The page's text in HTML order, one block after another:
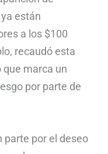
están
a los $100
recaudó esta
que marca un
por parte de
parte por el deseo